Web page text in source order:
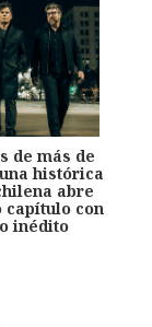
de más de
histórica
abre
capítulo con
inédito